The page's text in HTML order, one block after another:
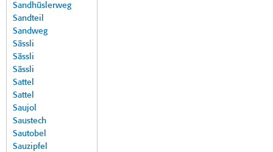
Sandhüslerweg
Sandteil
Sandweg
Sässli
Sässli
Sässli
Sattel
Sattel
Saujol
Saustech
Sautobel
Sauzipfel